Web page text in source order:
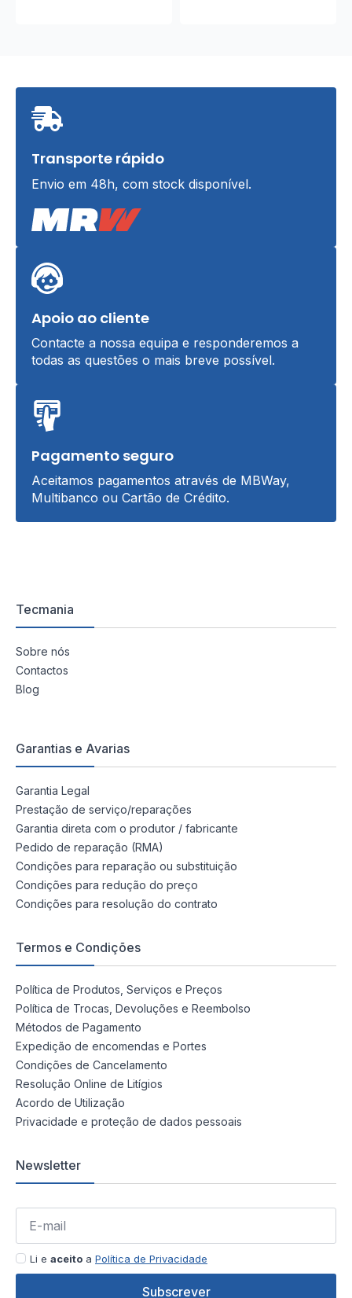
Transporte rápido
Envio em 48h, com stock disponível.
Apoio ao cliente
Contacte a nossa equipa e responderemos a
todas as questões o mais breve possível.
Pagamento seguro
Aceitamos pagamentos através de MBWay,
Multibanco ou Cartão de Crédito.
Tecmania
Sobre nós
Contactos
Blog
Garantias e Avarias
Garantia Legal
Prestação de serviço/reparações
Garantia direta com o produtor / fabricante
Pedido de reparação (RMA)
Condições para reparação ou substituição
Condições para redução do preço
Condições para resolução do contrato
Termos e Condições
Política de Produtos, Serviços e Preços
Política de Trocas, Devoluções e Reembolso
Métodos de Pagamento
Expedição de encomendas e Portes
Condições de Cancelamento
Resolução Online de Litígios
Acordo de Utilização
Privacidade e proteção de dados pessoais
Newsletter
Li e aceito a Política de Privacidade
Subscrever